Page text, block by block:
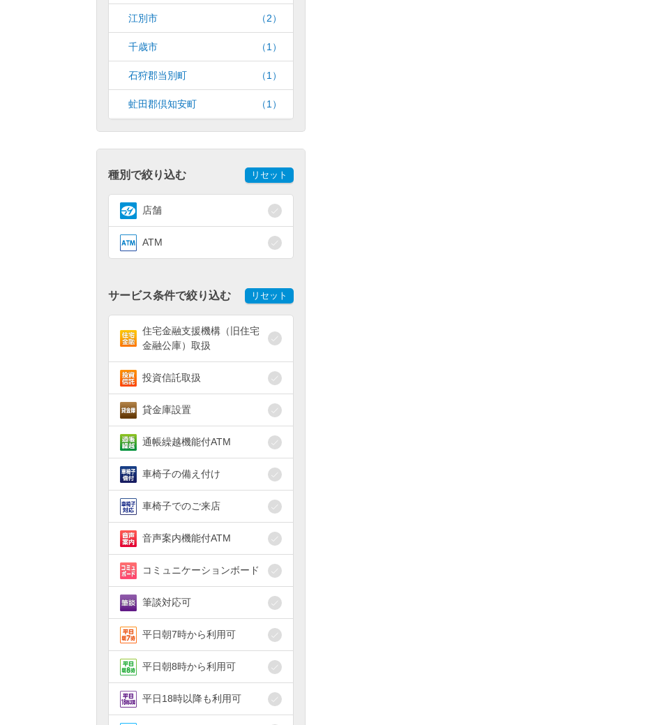
江別市 （2）
千歳市 （1）
石狩郡当別町 （1）
虻田郡倶知安町 （1）
種別で絞り込む リセット
店舗
ATM
サービス条件で絞り込む リセット
住宅金融支援機構（旧住宅
金融公庫）取扱
投資信託取扱
貸金庫設置
通帳繰越機能付ATM
車椅子の備え付け
車椅子でのご来店
音声案内機能付ATM
コミュニケーションボード
筆談対応可
平日朝7時から利用可
平日朝8時から利用可
平日18時以降も利用可